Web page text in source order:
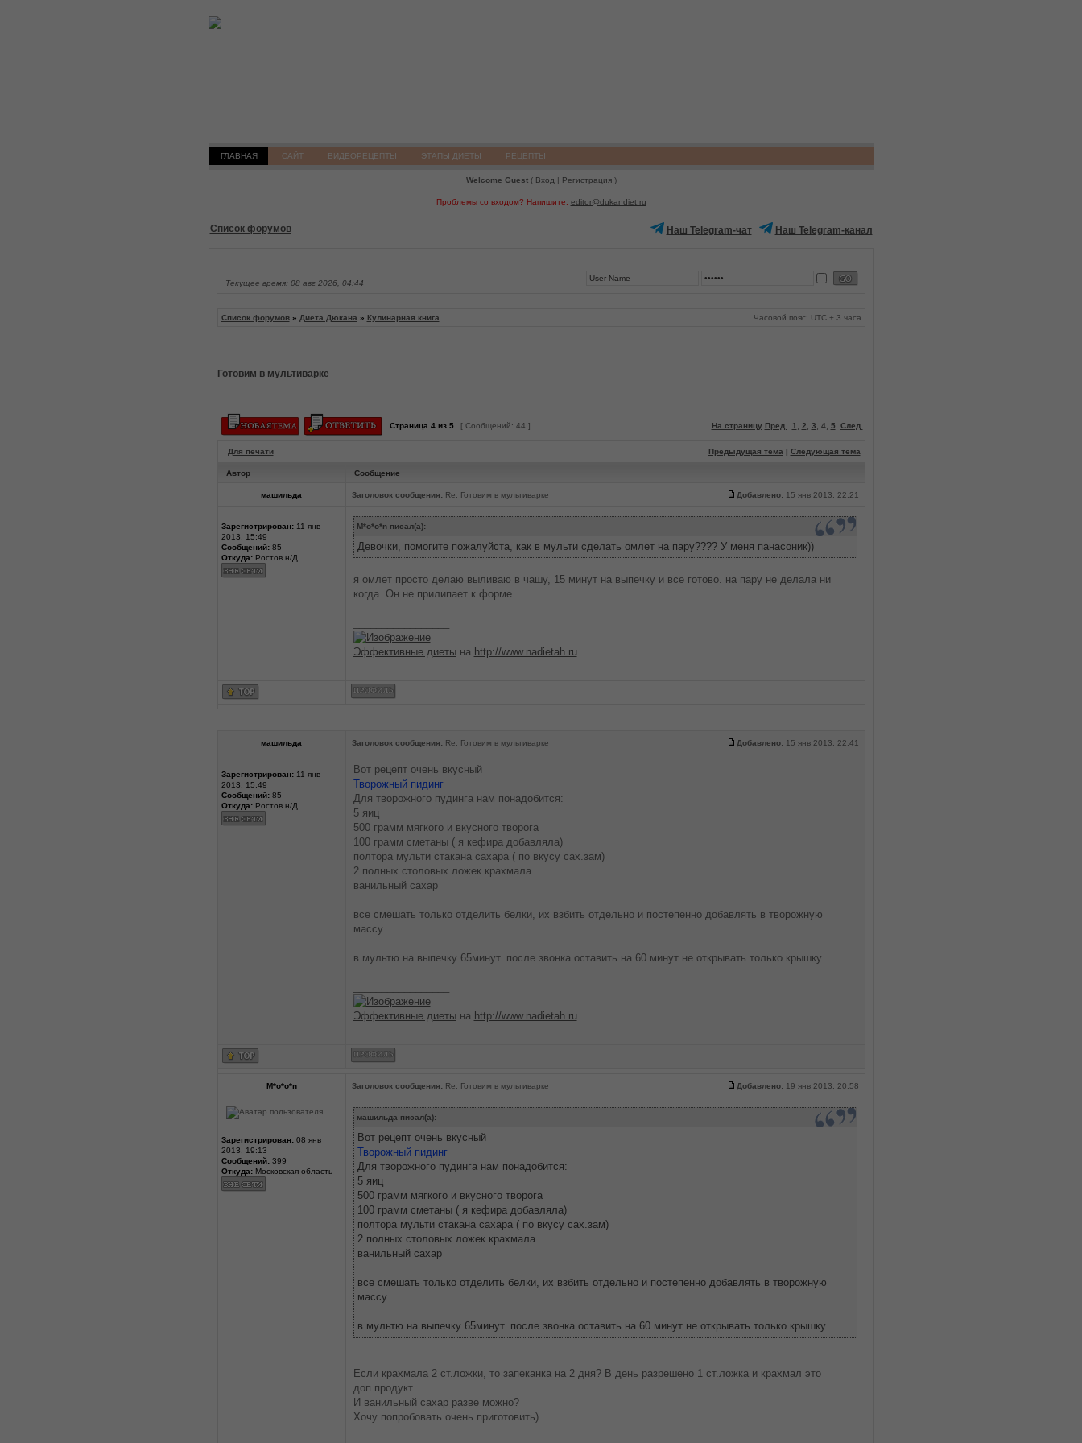
ГЛАВНАЯ САЙТ ВИДЕОРЕЦЕПТЫ ЭТАПЫ ДИЕТЫ РЕЦЕПТЫ
Welcome Guest( Вход | Регистрация)
Проблемы со входом? Напишите: editor@dukandiet.ru
Список форумов Наш Telegram-чат Наш Telegram-канал
Текущее время: 08 авг 2026, 04:44
Список форумов» Диета Дюкана » Кулинарная книга Часовой пояс: UTC + 3 часа
Готовим в мультиварке
Страница 4из 5 [ Сообщений: 44 ] На страницу Пред. 1 2 3 4, 5 След.
Для печати Предыдущая тема | Следующая тема
Автор Сообщение
машильда Заголовок сообщения:Re: Готовим в мультиварке Добавлено:15 янв 2013, 22:21
Зарегистрирован:11 янв
2013, 15:49
Сообщений:85
Откуда:Ростов н/Д
M*o*o*n писал(а):
Девочки, помогите пожалуйста, как в мульти сделать омлет на пару???? У меня панасоник))
я омлет просто делаю выливаю в чашу, 15 минут на выпечку и все готово. на пару не делала ни
когда. Он не прилипает к форме.
Эффективные диетына http://www.nadietah.ru
машильда Заголовок сообщения: Re: Готовим в мультиварке Добавлено: 15 янв 2013, 22:41
Зарегистрирован:11 янв
2013, 15:49
Сообщений:85
Откуда:Ростов н/Д
Вот рецепт очень вкусный
Творожный пидинг
Для творожного пудинга нам понадобится:
5 яиц
500 грамм мягкого и вкусного творога
100 грамм сметаны ( я кефира добавляла)
полтора мульти стакана сахара ( по вкусу сах.зам)
2 полных столовых ложек крахмала
ванильный сахар
все смешать только отделить белки, их взбить отдельно и постепенно добавлять в творожную
массу.
в мультю на выпечку 65минут. после звонка оставить на 60 минут не открывать только крышку.
Эффективные диетына http://www.nadietah.ru
M*o*o*n Заголовок сообщения:Re: Готовим в мультиварке Добавлено:19 янв 2013, 20:58
Зарегистрирован:08 янв
2013, 19:13
Сообщений:399
Откуда:Московская область
машильда писал(а):
Вот рецепт очень вкусный
Творожный пидинг
Для творожного пудинга нам понадобится:
5 яиц
500 грамм мягкого и вкусного творога
100 грамм сметаны ( я кефира добавляла)
полтора мульти стакана сахара ( по вкусу сах.зам)
2 полных столовых ложек крахмала
ванильный сахар
все смешать только отделить белки, их взбить отдельно и постепенно добавлять в творожную
массу.
в мультю на выпечку 65минут. после звонка оставить на 60 минут не открывать только крышку.
Если крахмала 2 ст.ложки, то запеканка на 2 дня? В день разрешено 1 ст.ложка и крахмал это
доп.продукт.
И ванильный сахар разве можно?
Хочу попробовать очень приготовить)